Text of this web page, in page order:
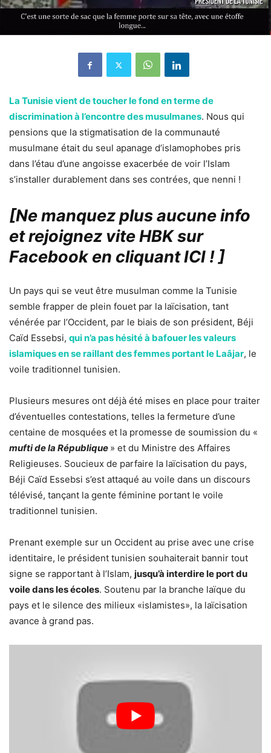
La Tunisie vient de toucher le fond en terme de
discrimination à l’encontre des musulmanes. Nous qui
pensions que la stigmatisation de la communauté
musulmane était du seul apanage d’islamophobes pris
dans l’étau d’une angoisse exacerbée de voir l’Islam
s’installer durablement dans ses contrées, que nenni !
[Ne manquez plus aucune info
et rejoignez vite HBK sur
Facebook en cliquant ICI !]
Un pays qui se veut être musulman comme la Tunisie
semble frapper de plein fouet par la laïcisation, tant
vénérée par l’Occident, par le biais de son président, Béji
Caïd Essebsi, qui n’a pas hésité à bafouer les valeurs
islamiques en se raillant des femmes portant le Laâjar, le
voile traditionnel tunisien.
Plusieurs mesures ont déjà été mises en place pour traiter
d’éventuelles contestations, telles la fermeture d’une
centaine de mosquées et la promesse de soumission du «
mufti de la République » et du Ministre des Affaires
Religieuses. Soucieux de parfaire la laïcisation du pays,
Béji Caïd Essebsi s’est attaqué au voile dans un discours
télévisé, tançant la gente féminine portant le voile
traditionnel tunisien.
Prenant exemple sur un Occident au prise avec une crise
identitaire, le président tunisien souhaiterait bannir tout
signe se rapportant à l’Islam, jusqu’à interdire le port du
voile dans les écoles. Soutenu par la branche laïque du
pays et le silence des milieux «islamistes», la laïcisation
avance à grand pas.